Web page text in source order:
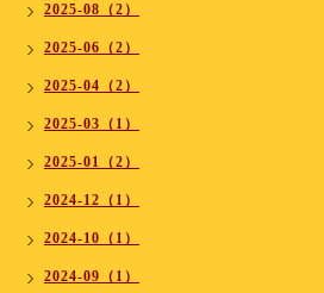
2025-08（2）
2025-06（2）
2025-04（2）
2025-03（1）
2025-01（2）
2024-12（1）
2024-10（1）
2024-09（1）